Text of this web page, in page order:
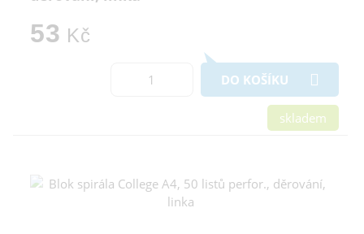
53 Kč
DO KOŠÍKU
skladem